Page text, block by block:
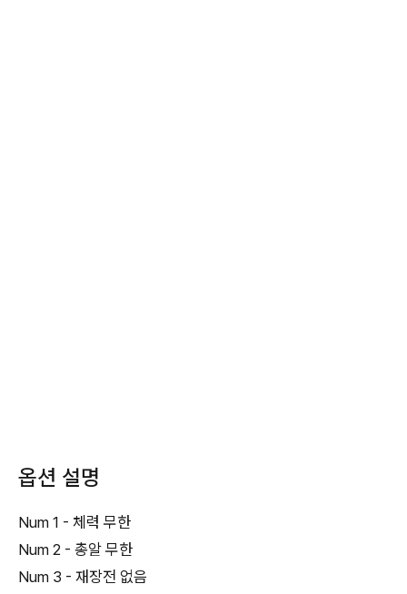
옵션 설명
Num 1 - 체력 무한
Num 2 - 총알 무한
Num 3 - 재장전 없음